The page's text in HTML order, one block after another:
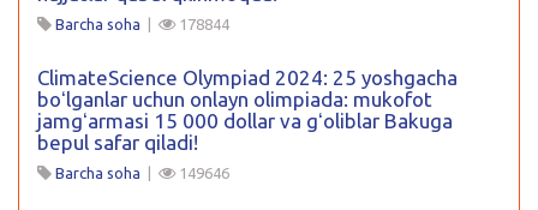
Barcha soha | 178844
ClimateScience Olympiad 2024: 25 yoshgacha
boʻlganlar uchun onlayn olimpiada: mukofot
jamgʻarmasi 15 000 dollar va gʻoliblar Bakuga
bepul safar qiladi!
Barcha soha | 149646